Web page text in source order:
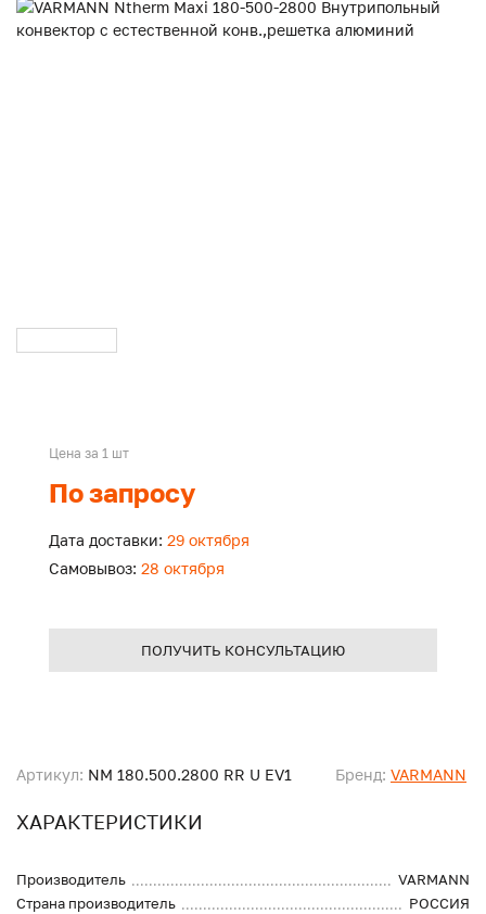
Артикул: NM 180.500.2800 RR U EV1 Бренд: VARMANN
ХАРАКТЕРИСТИКИ
Производитель
VARMANN
Страна производитель
РОССИЯ
Цена за 1 шт
По запросу
Дата доставки: 29 октября
Самовывоз: 28 октября
ПОЛУЧИТЬ КОНСУЛЬТАЦИЮ